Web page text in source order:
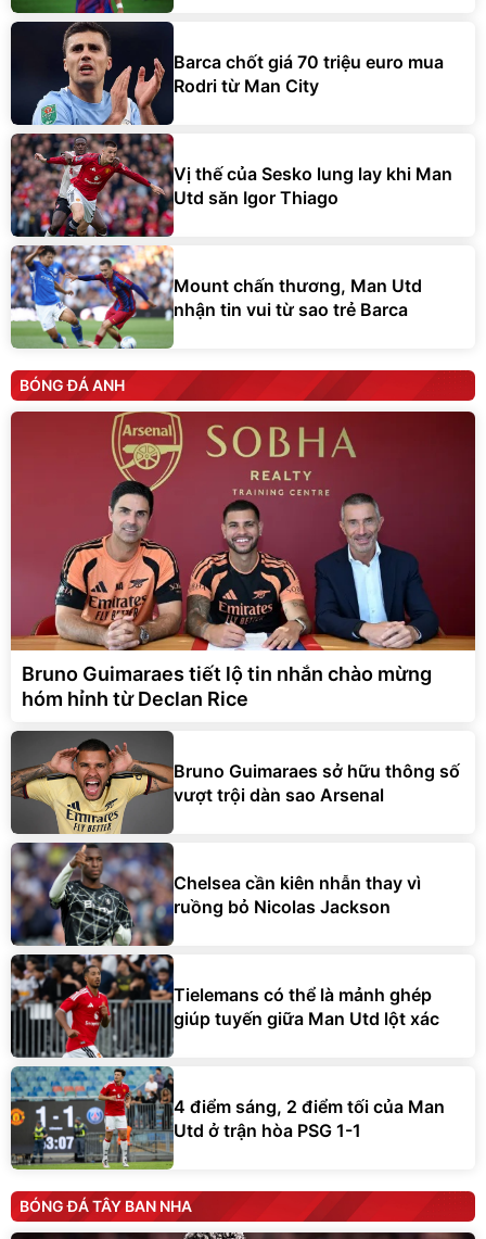
Barca chốt giá 70 triệu euro mua
Rodri từ Man City
Vị thế của Sesko lung lay khi Man
Utd săn Igor Thiago
Mount chấn thương, Man Utd
nhận tin vui từ sao trẻ Barca
BÓNG ĐÁ ANH
Bruno Guimaraes tiết lộ tin nhắn chào mừng
hóm hỉnh từ Declan Rice
Bruno Guimaraes sở hữu thông số
vượt trội dàn sao Arsenal
Chelsea cần kiên nhẫn thay vì
ruồng bỏ Nicolas Jackson
Tielemans có thể là mảnh ghép
giúp tuyến giữa Man Utd lột xác
4 điểm sáng, 2 điểm tối của Man
Utd ở trận hòa PSG 1-1
BÓNG ĐÁ TÂY BAN NHA